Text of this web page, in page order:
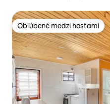
Obľúbené medzi hosťami
Obľúbené medzi hosťami